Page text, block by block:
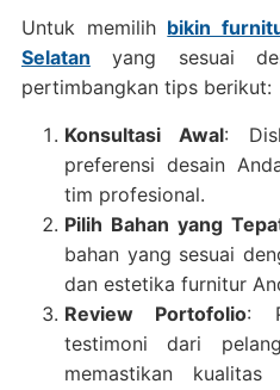
Untuk memilih bikin
Selatan yang sesuai
pertimbangkan tips berikut:
Konsultasi Awal:
preferensi desain
tim profesional.
Pilih Bahan yang
bahan yang sesuai
dan estetika furnitur
Review Portofolio:
testimoni dari
memastikan